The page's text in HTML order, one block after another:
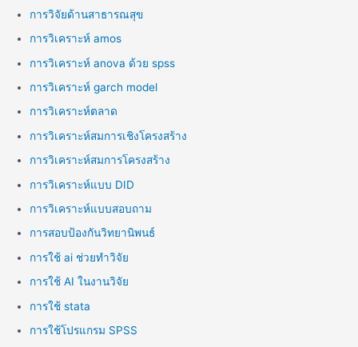
การวิจัยด้านสาธารณสุข
การวิเคราะห์ amos
การวิเคราะห์ anova ด้วย spss
การวิเคราะห์ garch model
การวิเคราะห์ตลาด
การวิเคราะห์สมการเชิงโครงสร้าง
การวิเคราะห์สมการโครงสร้าง
การวิเคราะห์แบบ DID
การวิเคราะห์แบบสอบถาม
การสอบป้องกันวิทยานิพนธ์
การใช้ ai ช่วยทำวิจัย
การใช้ AI ในงานวิจัย
การใช้ stata
การใช้โปรแกรม SPSS